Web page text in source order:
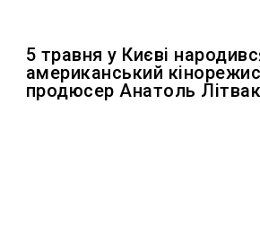
5 травня у Києві
американський
продюсер Анатоль Літвак